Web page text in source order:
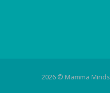
2026 © Mamma Minds